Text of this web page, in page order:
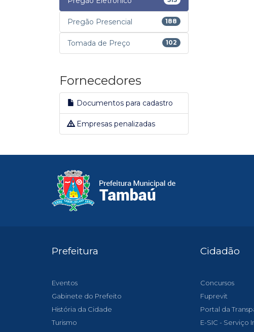
Pregão Presencial 188
Tomada de Preço 102
Fornecedores
Documentos para cadastro
Empresas penalizadas
Prefeitura
Eventos
Gabinete do Prefeito
História da Cidade
Turismo
Cidadão
Concursos
Fuprevit
Portal da
E-SIC - Serviço